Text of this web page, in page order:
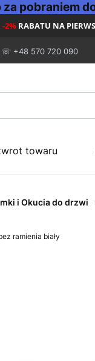
pobraniem
-2% RABATU NA
☏ +48 570 720 090
towaru
i Okucia do drzwi
ramienia biały